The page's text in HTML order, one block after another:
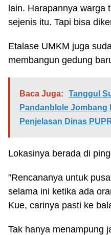
lain. Harapannya warga
sejenis itu. Tapi bisa
Etalase UMKM juga
membangun gedung
Baca Juga:
Tanggul
Pandanblole Jombang
Penjelasan Dinas
Lokasinya berada di
”Rencananya untuk
selama ini ketika ada
Kue, carinya pasti ke
Tak hanya menampung